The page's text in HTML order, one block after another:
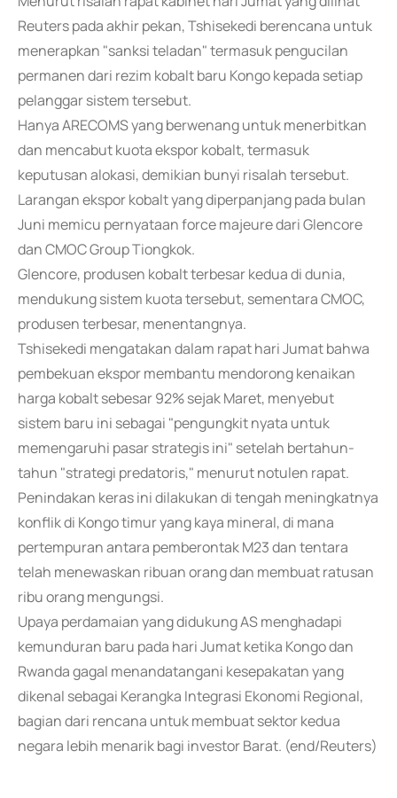
Reuters pada akhir pekan, Tshisekedi berencana untuk
menerapkan "sanksi teladan" termasuk pengucilan
permanen dari rezim kobalt baru Kongo kepada setiap
pelanggar sistem tersebut.
Hanya ARECOMS yang berwenang untuk menerbitkan
dan mencabut kuota ekspor kobalt, termasuk
keputusan alokasi, demikian bunyi risalah tersebut.
Larangan ekspor kobalt yang diperpanjang pada bulan
Juni memicu pernyataan force majeure dari Glencore
dan CMOC Group Tiongkok.
Glencore, produsen kobalt terbesar kedua di dunia,
mendukung sistem kuota tersebut, sementara CMOC,
produsen terbesar, menentangnya.
Tshisekedi mengatakan dalam rapat hari Jumat bahwa
pembekuan ekspor membantu mendorong kenaikan
harga kobalt sebesar 92% sejak Maret, menyebut
sistem baru ini sebagai "pengungkit nyata untuk
memengaruhi pasar strategis ini" setelah bertahun-
tahun "strategi predatoris," menurut notulen rapat.
Penindakan keras ini dilakukan di tengah meningkatnya
konflik di Kongo timur yang kaya mineral, di mana
pertempuran antara pemberontak M23 dan tentara
telah menewaskan ribuan orang dan membuat ratusan
ribu orang mengungsi.
Upaya perdamaian yang didukung AS menghadapi
kemunduran baru pada hari Jumat ketika Kongo dan
Rwanda gagal menandatangani kesepakatan yang
dikenal sebagai Kerangka Integrasi Ekonomi Regional,
bagian dari rencana untuk membuat sektor kedua
negara lebih menarik bagi investor Barat. (end/Reuters)